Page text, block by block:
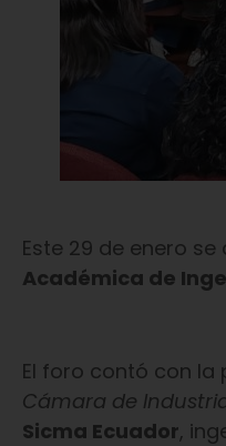
Este 29 de enero se
Académica de
El foro contó con
Cámara de
Sicma Ecuador,